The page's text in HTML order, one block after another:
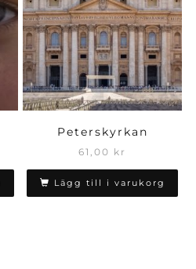
Peterskyrkan
61,00 kr
Lägg till i varukorg